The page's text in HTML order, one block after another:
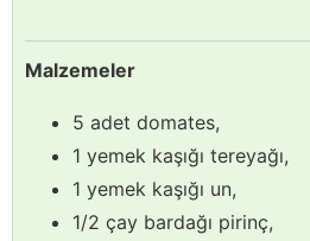
Malzemeler
5 adet domates,
1 yemek kaşığı tereyağı,
1 yemek kaşığı un,
1/2 çay bardağı pirinç,